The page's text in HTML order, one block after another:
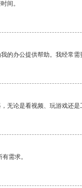
间。
的办公提供帮助。我经常
无论是看视频、玩游戏还
需求。